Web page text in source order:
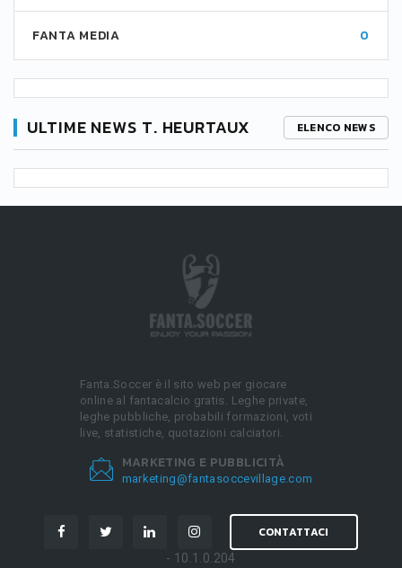
FANTA MEDIA 0
ULTIME NEWS T. HEURTAUX ELENCO NEWS
Fanta.Soccer è il sito web per giocare
online al fantacalcio gratis. Leghe private,
leghe pubbliche, probabili formazioni, voti
live, statistiche, quotazioni calciatori.
MARKETING E PUBBLICITÀ
marketing@fantasoccevillage.com
CONTATTACI
- 10.1.0.204